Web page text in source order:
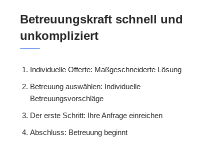
Betreuungskraft schnell und
unkompliziert
Individuelle Offerte: Maßgeschneiderte Lösung
Betreuung auswählen: Individuelle
Betreuungsvorschläge
Der erste Schritt: Ihre Anfrage einreichen
Abschluss: Betreuung beginnt